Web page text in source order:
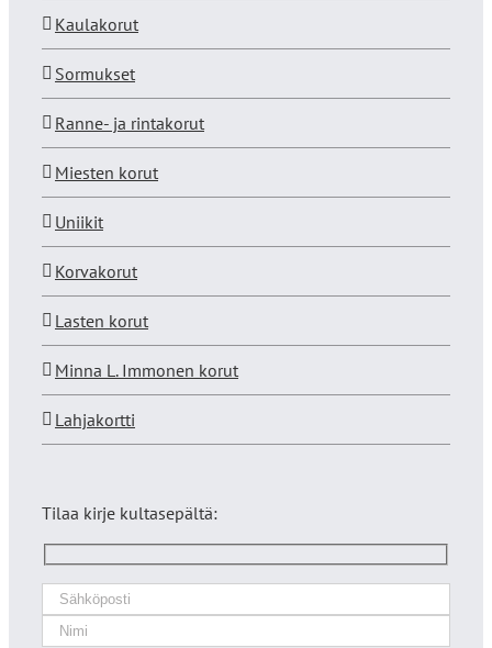
Kaulakorut
Sormukset
Ranne- ja rintakorut
Miesten korut
Uniikit
Korvakorut
Lasten korut
Minna L. Immonen korut
Lahjakortti
Tilaa kirje kultasepältä: